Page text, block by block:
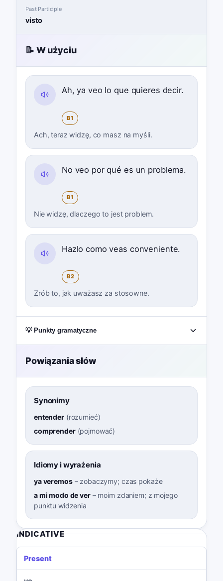
Past Participle
visto
📝 W użyciu
Ah, ya veo lo que quieres decir.
B1
Ach, teraz widzę, co masz na myśli.
No veo por qué es un problema.
B1
Nie widzę, dlaczego to jest problem.
Hazlo como veas conveniente.
B2
Zrób to, jak uważasz za stosowne.
💡 Punkty gramatyczne
Powiązania słów
Synonimy
entender(rozumieć)
comprender(pojmować)
Idiomy i wyrażenia
ya veremos– zobaczymy; czas pokaże
a mi modo de ver– moim zdaniem; z mojego
punktu widzenia
INDICATIVE
Present